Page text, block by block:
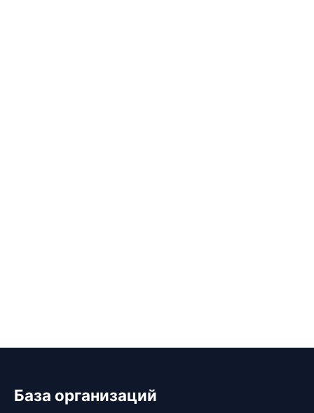
База организаций